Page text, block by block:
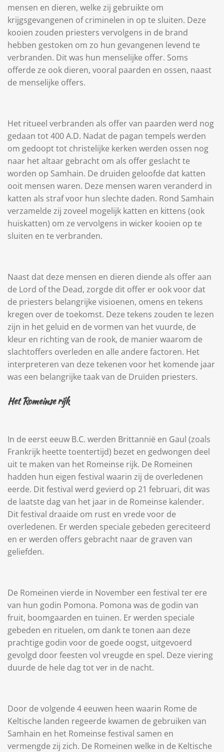
mensen en dieren, welke zij gebruikte om
krijgsgevangenen of criminelen in op te sluiten. Deze
kooien zouden priesters vervolgens in de brand
hebben gestoken om zo hun gevangenen levend te
verbranden. Dit was hun menselijke offer. Soms
offerde ze ook dieren, vooral paarden en ossen, naast
de menselijke offers.
Het ritueel verbranden als offer van paarden werd nog
gedaan tot 400 A.D. Nadat de pagan tempels werden
om gedoopt tot christelijke kerken werden ossen nog
naar het altaar gebracht om als offer geslacht te
worden op Samhain. De druiden geloofde dat katten
ooit mensen waren. Deze mensen waren veranderd in
katten als straf voor hun slechte daden. Rond Samhain
verzamelde zij zoveel mogelijk katten en kittens (ook
huiskatten) om ze vervolgens in wicker kooien op te
sluiten en te verbranden.
Naast dat deze mensen en dieren diende als offer aan
de Lord of the Dead, zorgde dit offer er ook voor dat
de priesters belangrijke visioenen, omens en tekens
kregen over de toekomst. Deze tekens zouden te lezen
zijn in het geluid en de vormen van het vuurde, de
kleur en richting van de rook, de manier waarom de
slachtoffers overleden en alle andere factoren. Het
interpreteren van deze tekenen voor het komende jaar
was een belangrijke taak van de Druïden priesters.
Het Romeinse rijk
In de eerst eeuw B.C. werden Brittannië en Gaul (zoals
Frankrijk heette toentertijd) bezet en gedwongen deel
uit te maken van het Romeinse rijk. De Romeinen
hadden hun eigen festival waarin zij de overledenen
eerde. Dit festival werd gevierd op 21 februari, dit was
de laatste dag van het jaar in de Romeinse kalender.
Dit festival draaide om rust en vrede voor de
overledenen. Er werden speciale gebeden gereciteerd
en er werden offers gebracht naar de graven van
geliefden.
De Romeinen vierde in November een festival ter ere
van hun godin Pomona. Pomona was de godin van
fruit, boomgaarden en tuinen. Er werden speciale
gebeden en rituelen, om dank te tonen aan deze
prachtige godin voor de goede oogst, uitgevoerd
gevolgd door feesten vol vreugde en spel. Deze viering
duurde de hele dag tot ver in de nacht.
Door de volgende 4 eeuwen heen waarin Rome de
Keltische landen regeerde kwamen de gebruiken van
Samhain en het Romeinse festival samen en
vermengde zij zich. De Romeinen welke in de Keltische